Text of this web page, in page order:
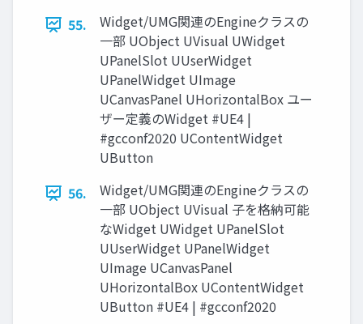
55.
Widget/UMG関連のEngineクラスの
一部 UObject UVisual UWidget
UPanelSlot UUserWidget
UPanelWidget UImage
UCanvasPanel UHorizontalBox ユー
ザー定義のWidget #UE4 |
#gcconf2020 UContentWidget
UButton
56.
Widget/UMG関連のEngineクラスの
一部 UObject UVisual 子を格納可能
なWidget UWidget UPanelSlot
UUserWidget UPanelWidget
UImage UCanvasPanel
UHorizontalBox UContentWidget
UButton #UE4 | #gcconf2020